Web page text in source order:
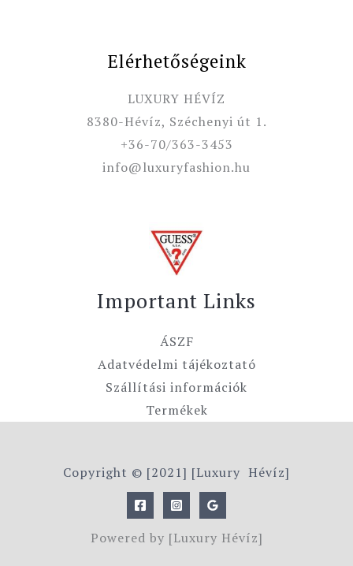
Elérhetőségeink
LUXURY HÉVÍZ
8380-Hévíz, Széchenyi út 1.
+36-70/363-3453
info@luxuryfashion.hu
Important Links
ÁSZF
Adatvédelmi tájékoztató
Szállítási információk
Termékek
Copyright © [2021] [Luxury Hévíz]
Powered by [Luxury Hévíz]